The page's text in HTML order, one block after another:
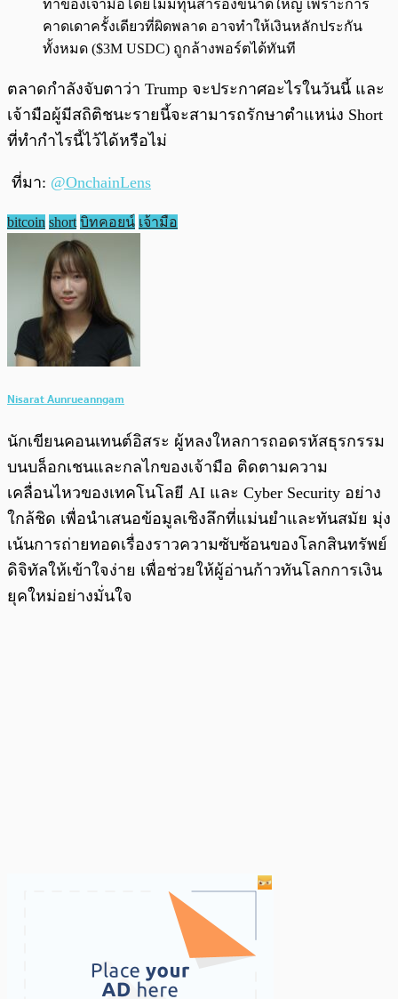
ทำของเจ้ามือโดยไม่มีทุนสำรองขนาดใหญ่ เพราะการ
คาดเดาครั้งเดียวที่ผิดพลาด อาจทำให้เงินหลักประกัน
ทั้งหมด ($3M USDC) ถูกล้างพอร์ตได้ทันที
ตลาดกำลังจับตาว่า Trump จะประกาศอะไรในวันนี้ และ
เจ้ามือผู้มีสถิติชนะรายนี้จะสามารถรักษาตำแหน่ง Short
ที่ทำกำไรนี้ไว้ได้หรือไม่
ที่มา: @OnchainLens
bitcoin short บิทคอยน์ เจ้ามือ
Nisarat Aunrueanngam
นักเขียนคอนเทนต์อิสระ ผู้หลงใหลการถอดรหัสธุรกรรม
บนบล็อกเชนและกลไกของเจ้ามือ ติดตามความ
เคลื่อนไหวของเทคโนโลยี AI และ Cyber Security อย่าง
ใกล้ชิด เพื่อนำเสนอข้อมูลเชิงลึกที่แม่นยำและทันสมัย มุ่ง
เน้นการถ่ายทอดเรื่องราวความซับซ้อนของโลกสินทรัพย์
ดิจิทัลให้เข้าใจง่าย เพื่อช่วยให้ผู้อ่านก้าวทันโลกการเงิน
ยุคใหม่อย่างมั่นใจ